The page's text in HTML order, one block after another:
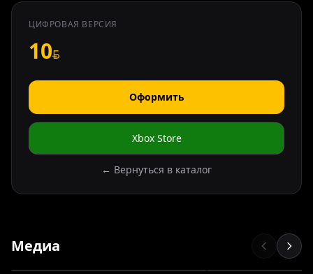
ЦИФРОВАЯ ВЕРСИЯ
10
Оформить
Xbox Store
← Вернуться в каталог
Медиа